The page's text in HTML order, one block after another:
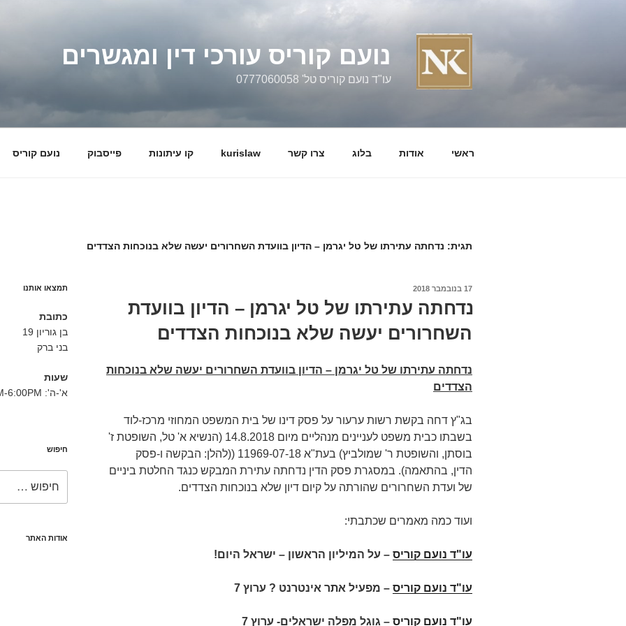
נועם קוריס עורכי דין ומגשרים
עו"ד נועם קוריס טל' 0777060058
ראשי אודות בלוג צרו קשר kurislaw קו עיתונות פייסבוק נועם קוריס
תגית: נדחתה עתירתו של טל יגרמן – הדיון בוועדת השחרורים יעשה שלא בנוכחות הצדדים
פורסם
17 בנובמבר 2018
נדחתה עתירתו של טל יגרמן – הדיון בוועדת
השחרורים יעשה שלא בנוכחות הצדדים
נדחתה עתירתו של טל יגרמן – הדיון בוועדת השחרורים יעשה שלא בנוכחות
הצדדים
בג"ץ דחה בקשת רשות ערעור על פסק דינו של בית המשפט המחוזי מרכז-לוד
בשבתו כבית משפט לעניינים מנהליים מיום 14.8.2018 (הנשיא א' טל, השופטת ז'
בוסתן, והשופטת ר' שמולביץ) בעת"א 11969-07-18 ((להלן: הבקשה ו-פסק
הדין, בהתאמה). במסגרת פסק הדין נדחתה עתירת המבקש כנגד החלטת ביניים
של ועדת השחרורים שהורתה על קיום דיון שלא בנוכחות הצדדים.
ועוד כמה מאמרים שכתבתי:
עו"ד נועם קוריס – על המיליון הראשון – ישראל היום!
עו"ד נועם קוריס – מפעיל אתר אינטרנט ? ערוץ 7
עו"ד נועם קוריס – גוגל מפלה ישראלים- ערוץ 7
תמצאו אותנו
כתובת
בן גוריון 19
בני ברק
שעות
א'-ה': 8:30AM-6:00PM
חיפוש
אודות האתר